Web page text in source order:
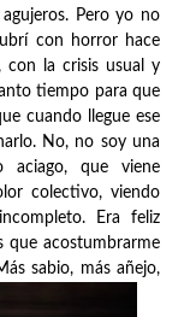
Pero yo no
con horror hace
con la crisis usual y
tiempo para que
cuando llegue ese
No, no soy una
aciago, que viene
colectivo, viendo
Era feliz
que acostumbrarme
sabio, más añejo,